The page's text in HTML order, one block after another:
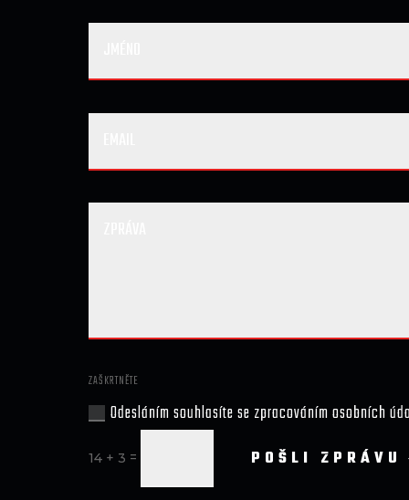
ZAŠKRTNĚTE
Odesláním souhlasíte se zpracováním osobních
14 + 3 = POŠLI ZPRÁVU